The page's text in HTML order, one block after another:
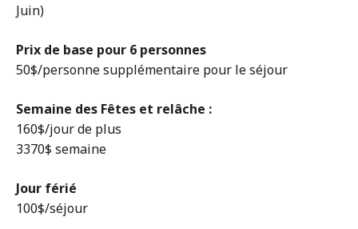
Juin)
Prix de base pour 6 personnes
50$/personne supplémentaire pour le séjour
Semaine des Fêtes et relâche :
160$/jour de plus
3370$ semaine
Jour férié
100$/séjour